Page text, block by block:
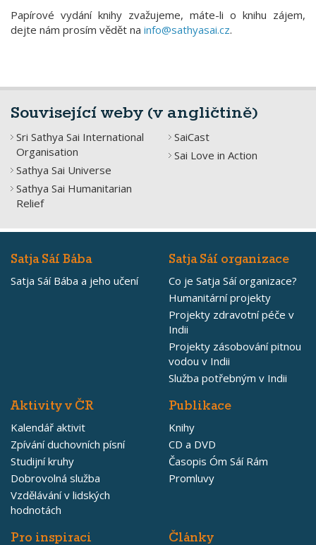
Papírové vydání knihy zvažujeme, máte-li o knihu zájem,
dejte nám prosím vědět na info@sathyasai.cz.
Související weby (v angličtině)
Sri Sathya Sai International
Organisation
Sathya Sai Universe
Sathya Sai Humanitarian
Relief
SaiCast
Sai Love in Action
Satja Sáí Bába
Satja Sáí Bába a jeho učení
Satja Sáí organizace
Co je Satja Sáí organizace?
Humanitární projekty
Projekty zdravotní péče v
Indii
Projekty zásobování pitnou
vodou v Indii
Služba potřebným v Indii
Aktivity v ČR
Kalendář aktivit
Zpívání duchovních písní
Studijní kruhy
Dobrovolná služba
Vzdělávání v lidských
hodnotách
Publikace
Knihy
CD a DVD
Časopis Óm Sáí Rám
Promluvy
Pro inspiraci Články